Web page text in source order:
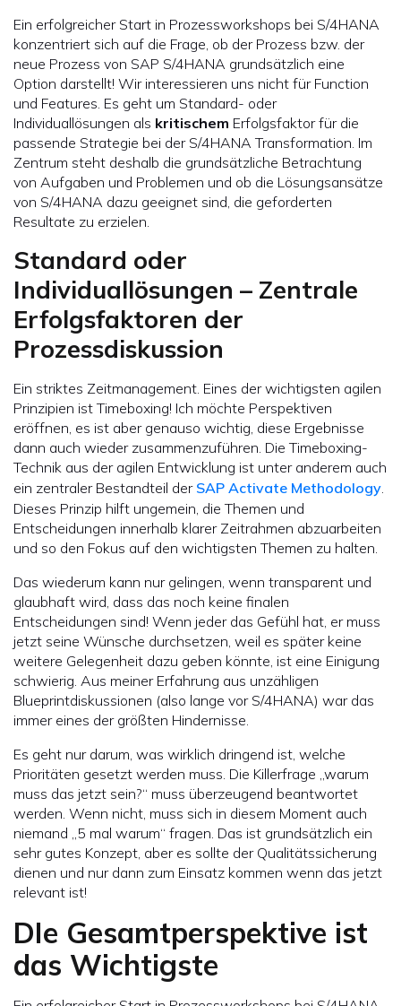
Ein erfolgreicher Start in Prozessworkshops bei S/4HANA
konzentriert sich auf die Frage, ob der Prozess bzw. der
neue Prozess von SAP S/4HANA grundsätzlich eine
Option darstellt! Wir interessieren uns nicht für Function
und Features. Es geht um Standard- oder
Individuallösungen als kritischem Erfolgsfaktor für die
passende Strategie bei der S/4HANA Transformation. Im
Zentrum steht deshalb die grundsätzliche Betrachtung
von Aufgaben und Problemen und ob die Lösungsansätze
von S/4HANA dazu geeignet sind, die geforderten
Resultate zu erzielen.
Standard oder
Individuallösungen – Zentrale
Erfolgsfaktoren der
Prozessdiskussion
Ein striktes Zeitmanagement. Eines der wichtigsten agilen
Prinzipien ist Timeboxing! Ich möchte Perspektiven
eröffnen, es ist aber genauso wichtig, diese Ergebnisse
dann auch wieder zusammenzuführen. Die Timeboxing-
Technik aus der agilen Entwicklung ist unter anderem auch
ein zentraler Bestandteil der SAP Activate Methodology
Dieses Prinzip hilft ungemein, die Themen und
Entscheidungen innerhalb klarer Zeitrahmen abzuarbeiten
und so den Fokus auf den wichtigsten Themen zu halten.
Das wiederum kann nur gelingen, wenn transparent und
glaubhaft wird, dass das noch keine finalen
Entscheidungen sind! Wenn jeder das Gefühl hat, er muss
jetzt seine Wünsche durchsetzen, weil es später keine
weitere Gelegenheit dazu geben könnte, ist eine Einigung
schwierig. Aus meiner Erfahrung aus unzähligen
Blueprintdiskussionen (also lange vor S/4HANA) war das
immer eines der größten Hindernisse.
Es geht nur darum, was wirklich dringend ist, welche
Prioritäten gesetzt werden muss. Die Killerfrage „warum
muss das jetzt sein?“ muss überzeugend beantwortet
werden. Wenn nicht, muss sich in diesem Moment auch
niemand „5 mal warum“ fragen. Das ist grundsätzlich ein
sehr gutes Konzept, aber es sollte der Qualitätssicherung
dienen und nur dann zum Einsatz kommen wenn das jetzt
relevant ist!
DIe Gesamtperspektive ist
das Wichtigste